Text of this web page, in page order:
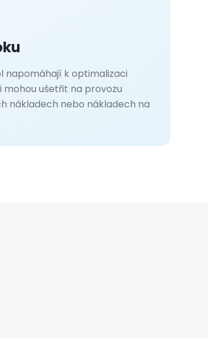
napomáhají k optimalizaci
mohou ušetřit na provozu
nákladech nebo nákladech na